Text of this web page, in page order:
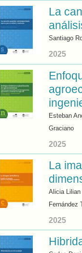
La
Santiago
2025
Esteban
Graciano
2025
La
Alicia
Fernández
2025